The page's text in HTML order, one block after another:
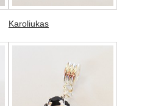
Karoliukas